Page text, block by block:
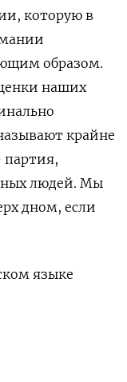
которую в
образом.
наших
крайне
людей. Мы
дном, если
языке